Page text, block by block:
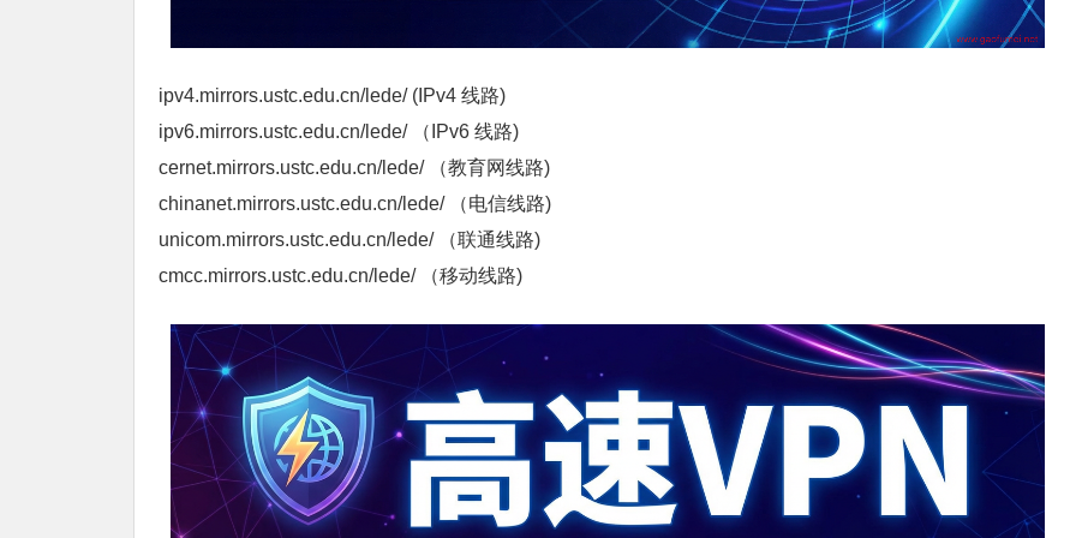
ipv4.mirrors.ustc.edu.cn/lede/ (IPv4 线路)
ipv6.mirrors.ustc.edu.cn/lede/ （IPv6 线路)
cernet.mirrors.ustc.edu.cn/lede/ （教育网线路)
chinanet.mirrors.ustc.edu.cn/lede/ （电信线路)
unicom.mirrors.ustc.edu.cn/lede/ （联通线路)
cmcc.mirrors.ustc.edu.cn/lede/ （移动线路)